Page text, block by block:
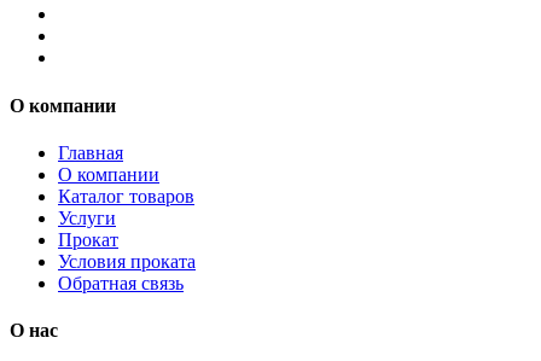
О компании
Главная
О компании
Каталог товаров
Услуги
Прокат
Условия проката
Обратная связь
О нас